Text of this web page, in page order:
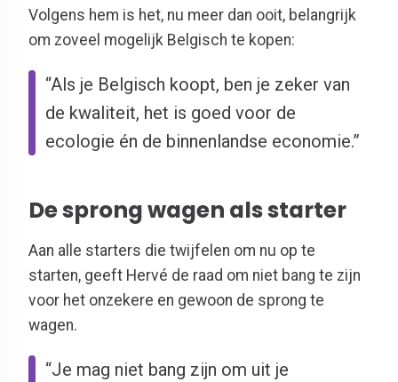
Volgens hem is het, nu meer dan ooit, belangrijk
om zoveel mogelijk Belgisch te kopen:
“Als je Belgisch koopt, ben je zeker van
de kwaliteit, het is goed voor de
ecologie én de binnenlandse economie.”
De sprong wagen als starter
Aan alle starters die twijfelen om nu op te
starten, geeft Hervé de raad om niet bang te zijn
voor het onzekere en gewoon de sprong te
wagen.
“Je mag niet bang zijn om uit je